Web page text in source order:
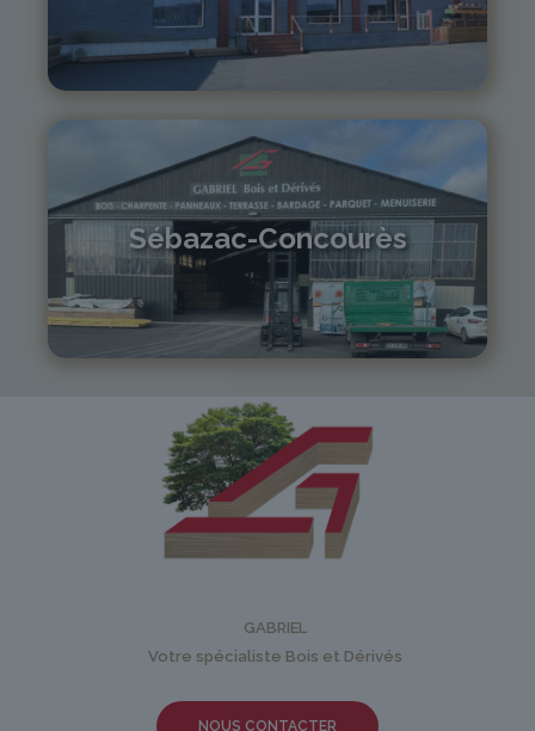
04 71 01 13 30
lepuy@gabriel-sa.fr
Sébazac-Concourès
05 81 55 83 89
monistrol@gabriel-sa.fr
GABRIEL
Votre spécialiste Bois et Dérivés
NOUS CONTACTER